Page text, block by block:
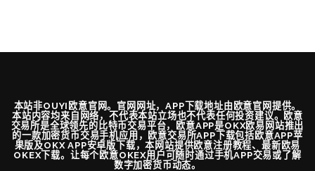
本站非OUYI欧意官网。官网网址，APP下载地址由欧意官网提供。
本站内容均来自网络，不代表本站立场也不代表任何投资建议。欧意
交易所是全球领先的比特币交易平台，欧意APP是OKX欧易网站推出
的一款加密货币交易手机应用，欧意交易所APP下载包括欧意APP苹
果版及OKX APP安卓版下载，本网站提供欧意注册教程、最新欧易
OKEX下载。让每个欧意OKEX用户可随时通过手机APP交易或了解
数字加密货币动态。